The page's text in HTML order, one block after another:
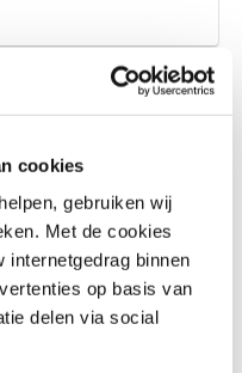
cookies
gebruiken wij
Met de cookies
internetgedrag binnen
op basis van
delen via social